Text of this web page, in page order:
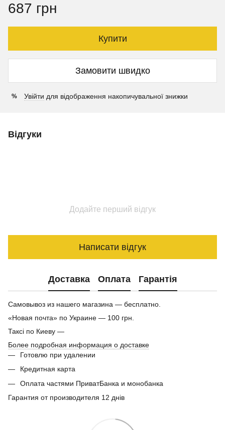
687 грн
Купити
Замовити швидко
% Увійти для відображення накопичувальної знижки
Відгуки
Додайте перший відгук
Написати відгук
Доставка Оплата Гарантія
Самовывоз из нашего магазина — бесплатно.
«Новая почта» по Украине — 100 грн.
Таксі по Киеву —
Более подробная информация о доставке
Готовлю при удалении
Кредитная карта
Оплата частями ПриватБанка и монобанка
Гарантия от производителя 12 днів